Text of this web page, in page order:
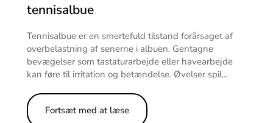
tennisalbue
Tennisalbue er en smertefuld tilstand forårsaget af
overbelastning af senerne i albuen. Gentagne
bevægelser som tastaturarbejde eller havearbejde
kan føre til irritation og betændelse. Øvelser spil...
Fortsæt med at læse